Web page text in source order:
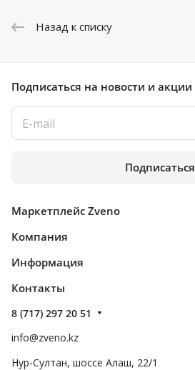
Назад к списку
Подписаться на новости и акции
Подписаться
Маркетплейс Zveno
Компания
Информация
Контакты
8 (717) 297 20 51
info@zveno.kz
Нур-Султан, шоссе Алаш, 22/1